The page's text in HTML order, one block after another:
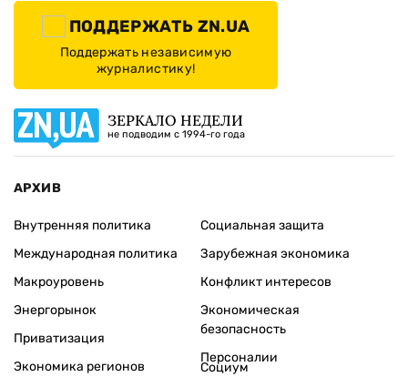
ПОДДЕРЖАТЬ ZN.UA
Поддержать независимую
журналистику!
ЗЕРКАЛО НЕДЕЛИ
не подводим с 1994-го года
АРХИВ
Внутренняя политика
Международная политика
Макроуровень
Энергорынок
Приватизация
Экономика регионов
Социальная защита
Зарубежная экономика
Конфликт интересов
Экономическая
безопасность
Персоналии
Социум